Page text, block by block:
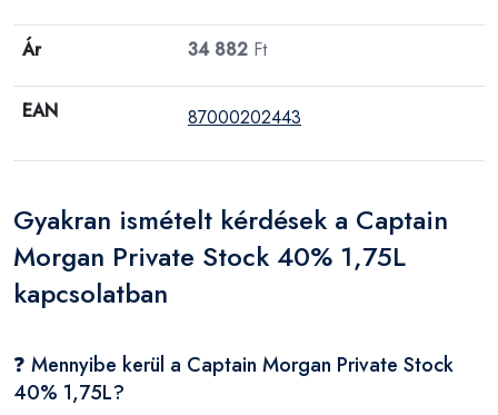
Ár 34 882 Ft
EAN 87000202443
Gyakran ismételt kérdések a Captain
Morgan Private Stock 40% 1,75L
kapcsolatban
❓ Mennyibe kerül a Captain Morgan Private Stock
40% 1,75L?